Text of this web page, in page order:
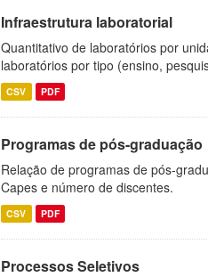
Infraestrutura laboratorial
Quantitativo de laboratórios por
laboratórios por tipo (ensino,
CSV PDF
Programas de pós-graduação
Relação de programas de pós-
Capes e número de discentes.
CSV PDF
Processos Seletivos